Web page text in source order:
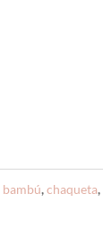
bambú,chaqueta,